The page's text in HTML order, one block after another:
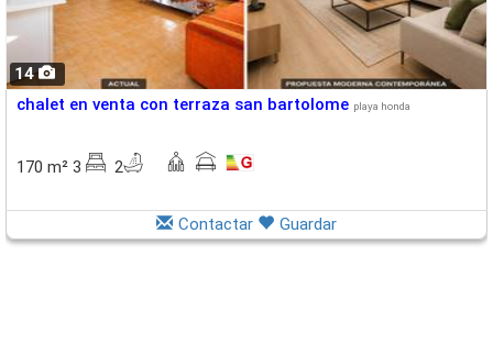
14
chalet en venta con terraza san bartolome playa honda
170 m² 3 2
Contactar Guardar